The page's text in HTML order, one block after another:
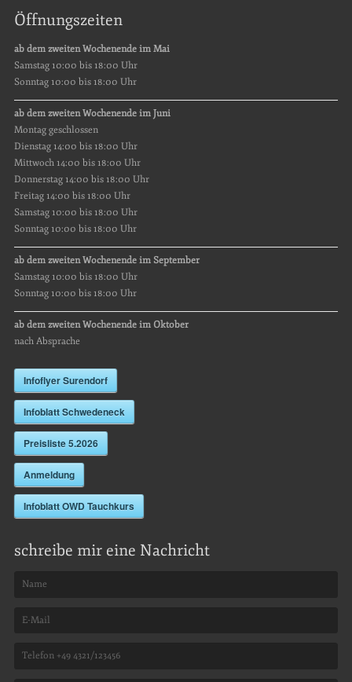
Öffnungszeiten
ab dem zweiten Wochenende im Mai
Samstag 10:00 bis 18:00 Uhr
Sonntag 10:00 bis 18:00 Uhr
ab dem zweiten Wochenende im Juni
Montag geschlossen
Dienstag 14:00 bis 18:00 Uhr
Mittwoch 14:00 bis 18:00 Uhr
Donnerstag 14:00 bis 18:00 Uhr
Freitag 14:00 bis 18:00 Uhr
Samstag 10:00 bis 18:00 Uhr
Sonntag 10:00 bis 18:00 Uhr
ab dem zweiten Wochenende im September
Samstag 10:00 bis 18:00 Uhr
Sonntag 10:00 bis 18:00 Uhr
ab dem zweiten Wochenende im Oktober
nach Absprache
Infoflyer Surendorf
Infoblatt Schwedeneck
Preisliste 5.2026
Anmeldung
Infoblatt OWD Tauchkurs
schreibe mir eine Nachricht